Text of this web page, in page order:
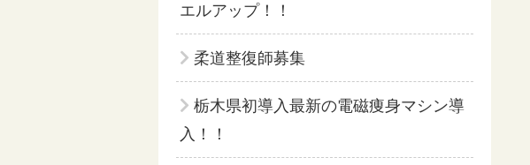
エルアップ！！
柔道整復師募集
栃木県初導入最新の電磁痩身マシン導
入！！